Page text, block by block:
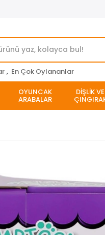
, En Çok Oylananlar
OYUNCAK
ARABALAR
DİŞLİK VE